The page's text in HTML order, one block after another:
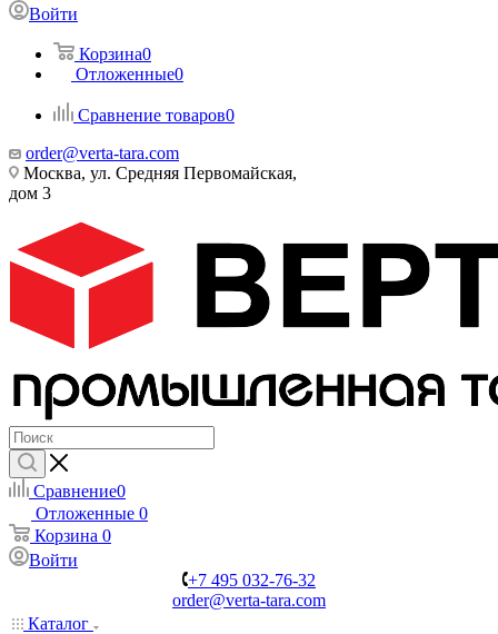
Войти
Корзина0
Отложенные0
Сравнение товаров0
order@verta-tara.com
Москва, ул. Средняя Первомайская,
дом 3
Сравнение0
Отложенные 0
Корзина 0
Войти
+7 495 032-76-32
order@verta-tara.com
Каталог